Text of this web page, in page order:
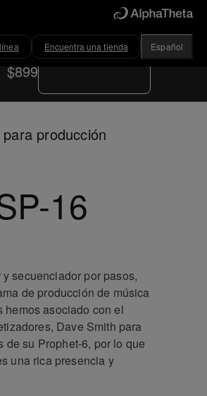
Encuentra una tienda Español
$899
Encuentra una tienda
producción
16
secuenciador por pasos,
de producción de música
hemos asociado con el
Dave Smith para
de su Prophet-6, por lo que
una rica presencia y